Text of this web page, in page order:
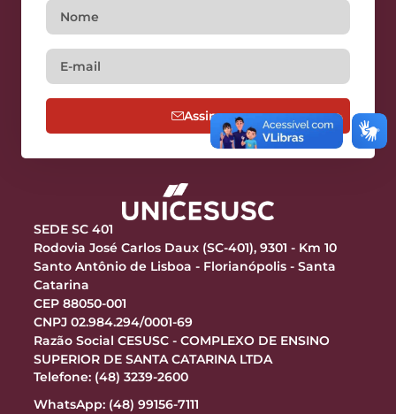
Assine
SEDE SC 401
Rodovia José Carlos Daux (SC-401), 9301 - Km 10
Santo Antônio de Lisboa - Florianópolis - Santa
Catarina
CEP 88050-001
CNPJ 02.984.294/0001-69
Razão Social CESUSC - COMPLEXO DE ENSINO
SUPERIOR DE SANTA CATARINA LTDA
Telefone: (48) 3239-2600
WhatsApp: (48) 99156-7111